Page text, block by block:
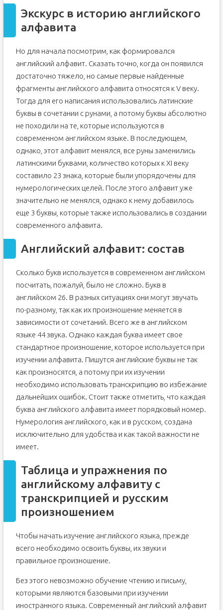
Экскурс в историю английского
алфавита
Но для начала посмотрим, как формировался
английский алфавит. Сказать точно, когда он появился
достаточно тяжело, но самые первые найденные
фрагменты английского алфавита относятся к V веку.
Тогда для его написания использовались латинские
буквы в сочетании с рунами, а потому буквы абсолютно
не походили на те, которые используются в
современном английском языке. В последующем,
однако, этот алфавит менялся, все руны заменились
латинскими буквами, количество которых к XI веку
составило 23 знака, которые были упорядочены для
нумерологических целей. После этого алфавит уже
значительно не менялся, однако к нему добавилось
еще 3 буквы, которые также использовались в создании
современного алфавита.
Английский алфавит: состав
Сколько букв используется в современном английском
посчитать, пожалуй, было не сложно. Букв в
английском 26. В разных ситуациях они могут звучать
по-разному, так как их произношение меняется в
зависимости от сочетаний. Всего же в английском
языке 44 звука. Однако каждая буква имеет свое
стандартное произношение, которое используется при
изучении алфавита. Пишутся английские буквы не так
как произносятся, а потому при их изучении
необходимо использовать транскрипцию во избежание
дальнейших ошибок. Стоит также отметить, что каждая
буква английского алфавита имеет порядковый номер.
Нумерология английского, как и в русском, создана
исключительно для удобства и как такой важности не
имеет.
Таблица и упражнения по
английскому алфавиту с
транскрипцией и русским
произношением
Чтобы начать изучение английского языка, прежде
всего необходимо освоить буквы, их звуки и
правильное произношение.
Без этого невозможно обучение чтению и письму,
которыми являются базовыми при изучении
иностранного языка. Современный английский алфавит